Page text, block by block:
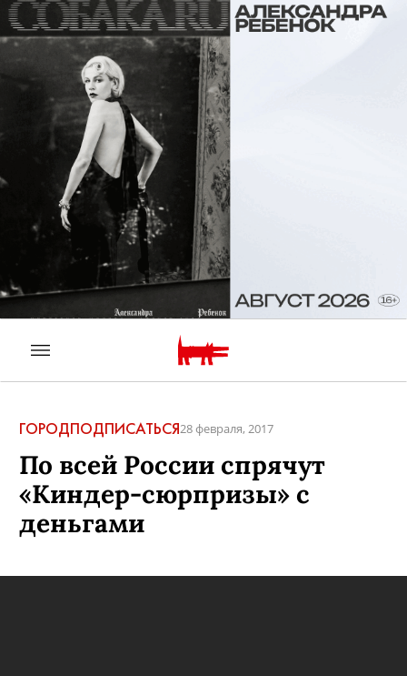
ГОРОДПОДПИСАТЬСЯ28 февраля, 2017
По всей России спрячут
«Киндер-сюрпризы» с
деньгами